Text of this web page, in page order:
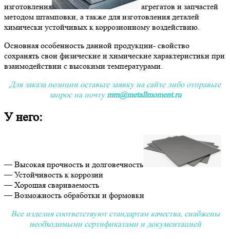
изготовления
агрегатов и запчастей
методом штамповки, а также для изготовления деталей
химически устойчивых к коррозионному воздействию.
Основная особенность данной продукции- свойство
сохранять свои физические и химические характеристики при
взаимодействии с высокими температурами.
Для заказа позиции оставьте заявку на сайте либо отправьте
запрос на почтуmm@metallmoment.ru
У него:
— Высокая прочность и долговечность
— Устойчивость к коррозии
— Хорошая свариваемость
— Возможность обработки и формовки
Все изделия соответствуют стандартам качества, снабжены
необходимыми сертификатами и документацией